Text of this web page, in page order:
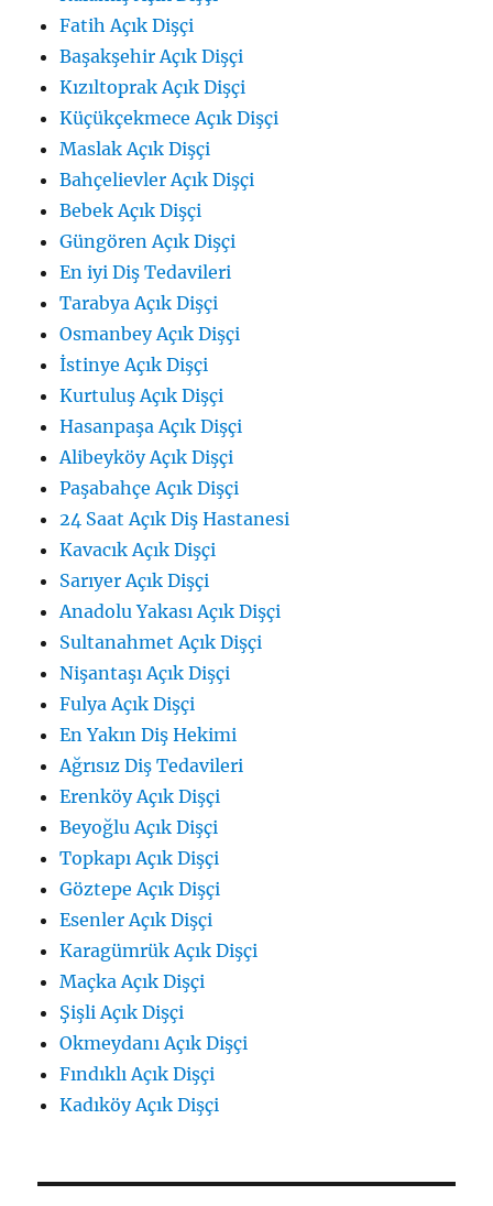
Fatih Açık Dişçi
Başakşehir Açık Dişçi
Kızıltoprak Açık Dişçi
Küçükçekmece Açık Dişçi
Maslak Açık Dişçi
Bahçelievler Açık Dişçi
Bebek Açık Dişçi
Güngören Açık Dişçi
En iyi Diş Tedavileri
Tarabya Açık Dişçi
Osmanbey Açık Dişçi
İstinye Açık Dişçi
Kurtuluş Açık Dişçi
Hasanpaşa Açık Dişçi
Alibeyköy Açık Dişçi
Paşabahçe Açık Dişçi
24 Saat Açık Diş Hastanesi
Kavacık Açık Dişçi
Sarıyer Açık Dişçi
Anadolu Yakası Açık Dişçi
Sultanahmet Açık Dişçi
Nişantaşı Açık Dişçi
Fulya Açık Dişçi
En Yakın Diş Hekimi
Ağrısız Diş Tedavileri
Erenköy Açık Dişçi
Beyoğlu Açık Dişçi
Topkapı Açık Dişçi
Göztepe Açık Dişçi
Esenler Açık Dişçi
Karagümrük Açık Dişçi
Maçka Açık Dişçi
Şişli Açık Dişçi
Okmeydanı Açık Dişçi
Fındıklı Açık Dişçi
Kadıköy Açık Dişçi